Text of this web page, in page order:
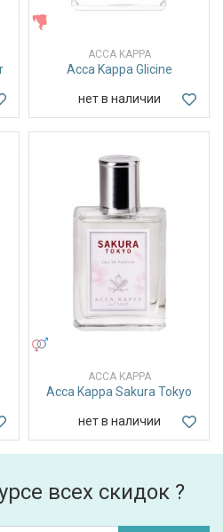
ACCA KAPPA
Acca Kappa Glicine
нет в наличии
ACCA KAPPA
Acca Kappa Sakura Tokyo
нет в наличии
всех скидок ?